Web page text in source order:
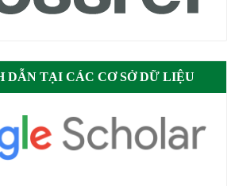
DẪN TẠI CÁC CƠ SỞ DỮ LIỆU